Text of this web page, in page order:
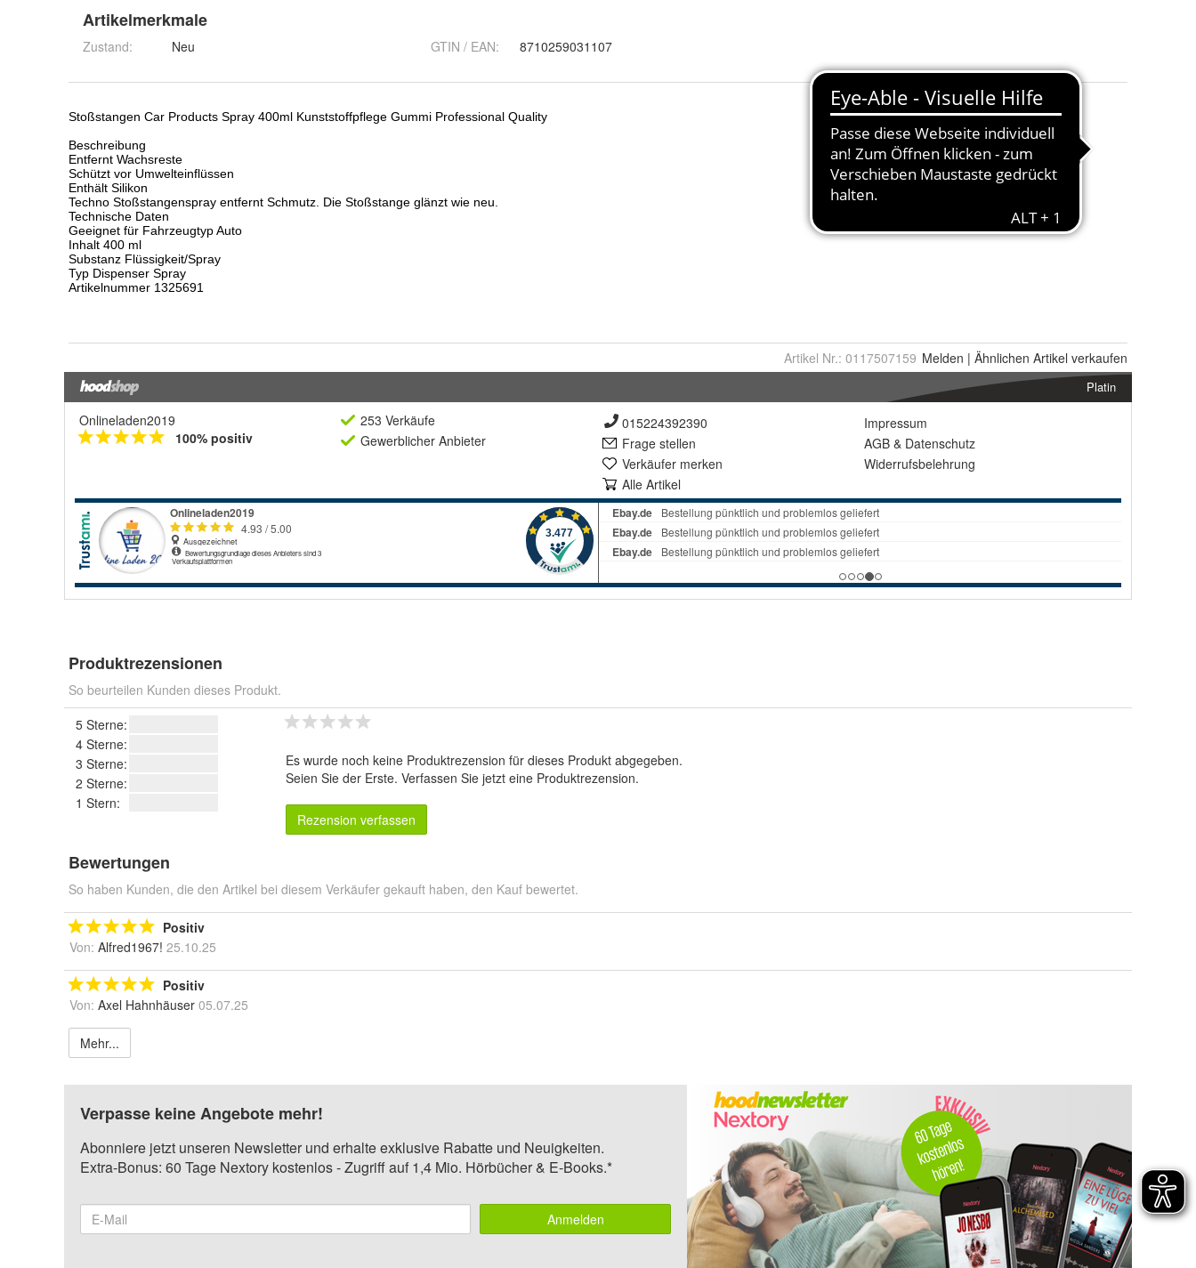
Artikelmerkmale
Zustand: Neu GTIN / EAN: 8710259031107
Artikel Nr.: 0117507159 Melden | Ähnlichen Artikel verkaufen
Platin
Onlineladen2019
100% positiv
253 Verkäufe
Gewerblicher Anbieter
015224392390
Frage stellen
Verkäufer merken
Alle Artikel
Impressum
AGB & Datenschutz
Widerrufsbelehrung
Produktrezensionen
So beurteilen Kunden dieses Produkt.
5 Sterne:
4 Sterne:
3 Sterne:
2 Sterne:
1 Stern:
Es wurde noch keine Produktrezension für dieses Produkt abgegeben.
Seien Sie der Erste. Verfassen Sie jetzt eine Produktrezension.
Rezension verfassen
Bewertungen
So haben Kunden, die den Artikel bei diesem Verkäufer gekauft haben, den Kauf bewertet.
Positiv
Von: Alfred1967! 25.10.25
Positiv
Von: Axel Hahnhäuser 05.07.25
Mehr...
Verpasse keine Angebote mehr!
Abonniere jetzt unseren Newsletter und erhalte exklusive Rabatte und Neuigkeiten.
Extra-Bonus: 60 Tage Nextory kostenlos - Zugriff auf 1,4 Mio. Hörbücher & E-Books.*
Anmelden